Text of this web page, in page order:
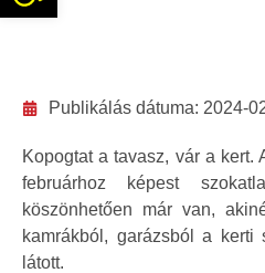
Publikálás dátuma: 2024-
Kopogtat a tavasz, vár a kert.
februárhoz képest
köszönhetően már van,
kamrákból, garázsból a kerti
látott.